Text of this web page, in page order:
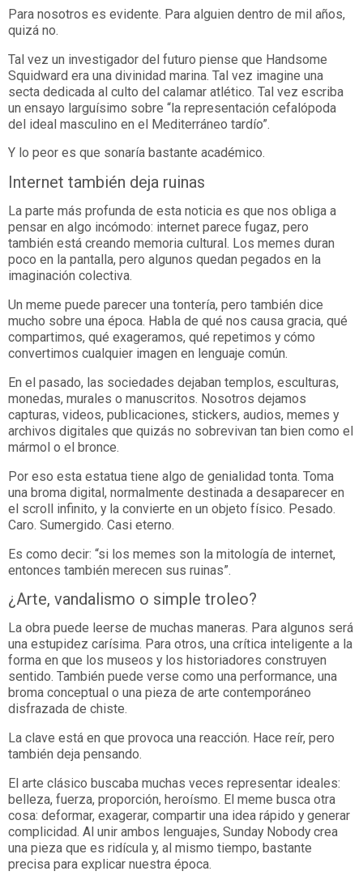
Para nosotros es evidente. Para alguien dentro de mil años,
quizá no.
Tal vez un investigador del futuro piense que Handsome
Squidward era una divinidad marina. Tal vez imagine una
secta dedicada al culto del calamar atlético. Tal vez escriba
un ensayo larguísimo sobre “la representación cefalópoda
del ideal masculino en el Mediterráneo tardío”.
Y lo peor es que sonaría bastante académico.
Internet también deja ruinas
La parte más profunda de esta noticia es que nos obliga a
pensar en algo incómodo: internet parece fugaz, pero
también está creando memoria cultural. Los memes duran
poco en la pantalla, pero algunos quedan pegados en la
imaginación colectiva.
Un meme puede parecer una tontería, pero también dice
mucho sobre una época. Habla de qué nos causa gracia, qué
compartimos, qué exageramos, qué repetimos y cómo
convertimos cualquier imagen en lenguaje común.
En el pasado, las sociedades dejaban templos, esculturas,
monedas, murales o manuscritos. Nosotros dejamos
capturas, videos, publicaciones, stickers, audios, memes y
archivos digitales que quizás no sobrevivan tan bien como el
mármol o el bronce.
Por eso esta estatua tiene algo de genialidad tonta. Toma
una broma digital, normalmente destinada a desaparecer en
el scroll infinito, y la convierte en un objeto físico. Pesado.
Caro. Sumergido. Casi eterno.
Es como decir: “si los memes son la mitología de internet,
entonces también merecen sus ruinas”.
¿Arte, vandalismo o simple troleo?
La obra puede leerse de muchas maneras. Para algunos será
una estupidez carísima. Para otros, una crítica inteligente a la
forma en que los museos y los historiadores construyen
sentido. También puede verse como una performance, una
broma conceptual o una pieza de arte contemporáneo
disfrazada de chiste.
La clave está en que provoca una reacción. Hace reír, pero
también deja pensando.
El arte clásico buscaba muchas veces representar ideales:
belleza, fuerza, proporción, heroísmo. El meme busca otra
cosa: deformar, exagerar, compartir una idea rápido y generar
complicidad. Al unir ambos lenguajes, Sunday Nobody crea
una pieza que es ridícula y, al mismo tiempo, bastante
precisa para explicar nuestra época.